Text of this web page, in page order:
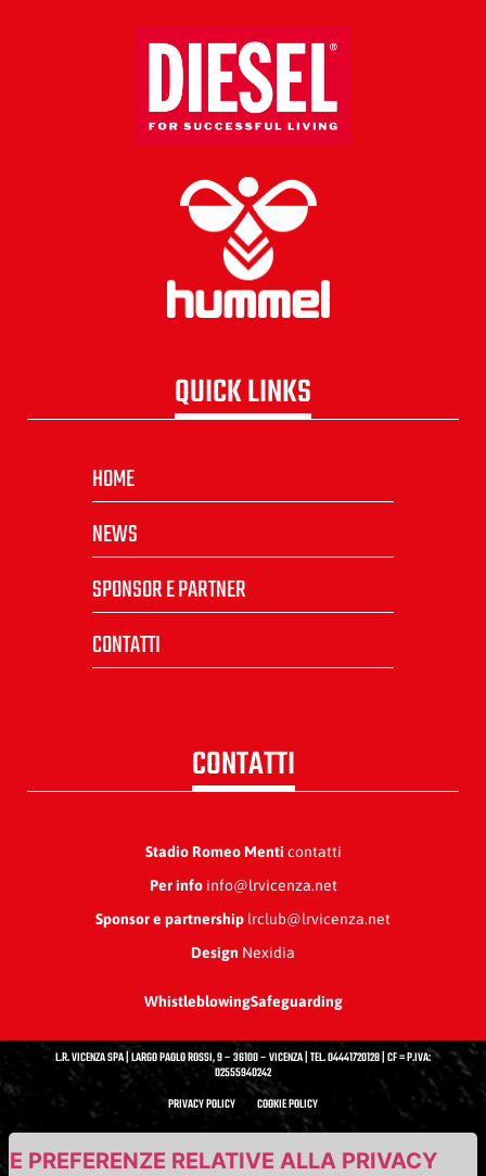
QUICK LINKS
HOME
NEWS
SPONSOR E PARTNER
CONTATTI
CONTATTI
Stadio Romeo Menti contatti
Per infoinfo@lrvicenza.net
Sponsor e partnership lrclub@lrvicenza.net
Design Nexidia
WhistleblowingSafeguarding
L.R. VICENZA SPA | LARGO PAOLO ROSSI, 9 – 36100 – VICENZA | TEL. 04441720128 | CF = P.IVA:
02555940242
PRIVACY POLICY
COOKIE POLICY
PREFERENZE RELATIVE ALLA PRIVACY